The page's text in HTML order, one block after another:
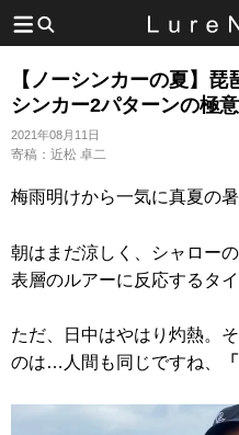
【ノーシンカーの夏】
シンカー2パターンの極意
2021年08月11日
寄稿：近松 卓二
梅雨明けから一気に真夏の
朝はまだ涼しく、シャロー
表層のルアーに反応するタ
ただ、日中はやはり灼熱。
のは…人間も同じですね、